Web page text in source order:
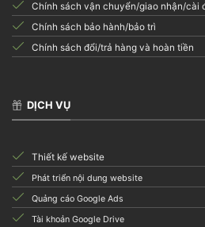
Chính sách vận chuyển/giao nhận/cài
Chính sách bảo hành/bảo trì
Chính sách đổi/trả hàng và hoàn tiền
DỊCH VỤ
Thiết kế website
Phát triển nội dung website
Quảng cáo Google Ads
Tài khoản Google Drive